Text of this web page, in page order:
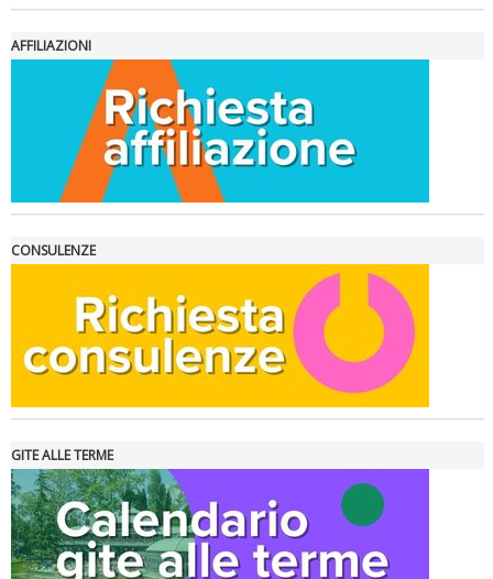
Tiziano Pesce nel Cda di Fondazione Terzjus: prima riunione a
Roma
AFFILIAZIONI
CONSULENZE
GITE ALLE TERME